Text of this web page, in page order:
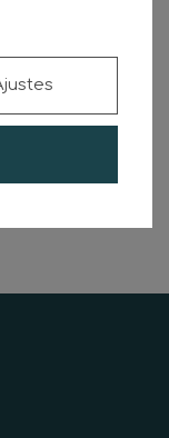
Europa. La
también los
gratis
y
…